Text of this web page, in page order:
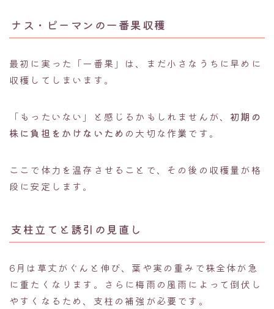
ナス・ピーマンの一番果収穫
最初に実った「一番果」は、まだ小さなうちに早めに
収穫してしまいます。
「もったいない」と感じるかもしれませんが、 初期の
株に負担をかけないため の大切な作業です。
ここで体力を温存させることで、その後の収穫量が格
段に安定します。
支柱立てと誘引の見直し
6月は草丈がぐんと伸び、葉や実の重みで株全体が急
に重たくなります。さらに梅雨の風雨によって倒伏し
やすくなるため、支柱の補強が必要です。